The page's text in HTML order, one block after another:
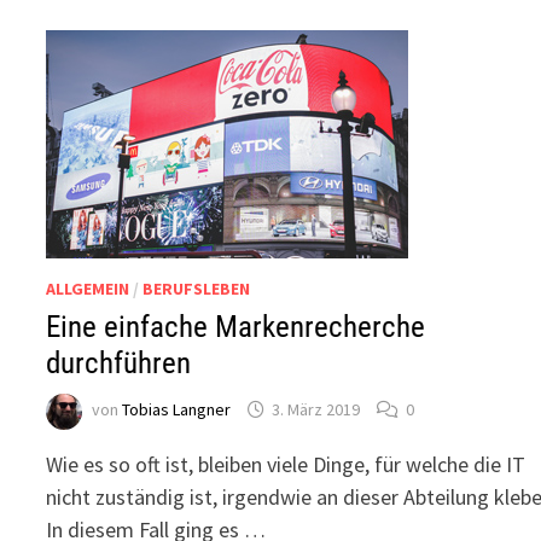
ALLGEMEIN / BERUFSLEBEN
Eine einfache Markenrecherche
durchführen
vonTobias Langner 3. März 2019 0
Wie es so oft ist, bleiben viele Dinge, für welche die IT
nicht zuständig ist, irgendwie an dieser Abteilung
In diesem Fall ging es …